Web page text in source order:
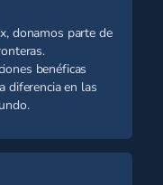
donamos parte de
benéficas
diferencia en las